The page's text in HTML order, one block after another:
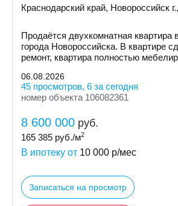
Краснодарский край, Новороссийск
Продаётся двухкомнатная квартира
города Новороссийска. В квартире
ремонт, квартира полностью
06.08.2026
45 просмотров, 6 за сегодня
номер объекта 106082361
8 600 000 руб.
165 385 руб./м2
В ипотеку от 10 000 р/мес
Записаться на просмотр